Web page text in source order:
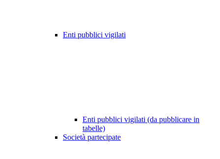
Enti pubblici vigilati
Enti pubblici vigilati (da pubblicare in
tabelle)
Società partecipate